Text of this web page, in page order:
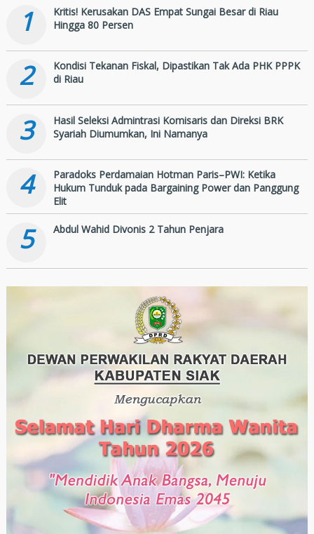
ke-81
1
Kritis! Kerusakan DAS Empat Sungai Besar di Riau
Hingga 80 Persen
2
Kondisi Tekanan Fiskal, Dipastikan Tak Ada PHK PPPK
di Riau
3
Hasil Seleksi Admintrasi Komisaris dan Direksi BRK
Syariah Diumumkan, Ini Namanya
4
Paradoks Perdamaian Hotman Paris–PWI: Ketika
Hukum Tunduk pada Bargaining Power dan Panggung
Elit
5 Abdul Wahid Divonis 2 Tahun Penjara